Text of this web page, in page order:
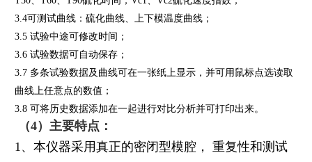
3.4可测试曲线：硫化曲线、上下模温度曲线；
3.5 试验中途可修改时间；
3.6 试验数据可自动保存；
3.7 多条试验数据及曲线可在一张纸上显示，并可用鼠标点选读取
曲线上任意点的数值；
3.8 可将历史数据添加在一起进行对比分析并可打印出来。
（4）主要特点：
1 、本仪器采用真正的密闭型模腔， 重复性和测试